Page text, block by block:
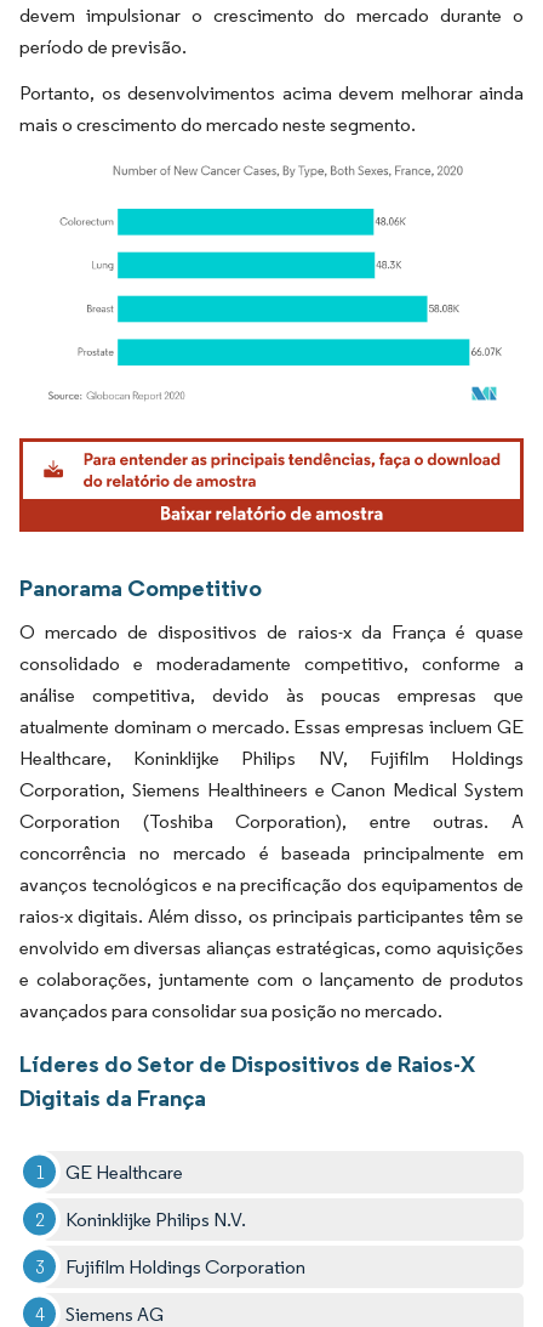
devem impulsionar o crescimento do mercado durante o
período de previsão.
Portanto, os desenvolvimentos acima devem melhorar ainda
mais o crescimento do mercado neste segmento.
Imagem © Mordor Intelligence. O reuso requer atribuição conforme CC BY 4.0.
Panorama Competitivo
O mercado de dispositivos de raios-x da França é quase
consolidado e moderadamente competitivo, conforme a
análise competitiva, devido às poucas empresas que
atualmente dominam o mercado. Essas empresas incluem GE
Healthcare, Koninklijke Philips NV, Fujifilm Holdings
Corporation, Siemens Healthineers e Canon Medical System
Corporation (Toshiba Corporation), entre outras. A
concorrência no mercado é baseada principalmente em
avanços tecnológicos e na precificação dos equipamentos de
raios-x digitais. Além disso, os principais participantes têm se
envolvido em diversas alianças estratégicas, como aquisições
e colaborações, juntamente com o lançamento de produtos
avançados para consolidar sua posição no mercado.
Líderes do Setor de Dispositivos de Raios-X
Digitais da França
GE Healthcare
Koninklijke Philips N.V.
Fujifilm Holdings Corporation
Siemens AG